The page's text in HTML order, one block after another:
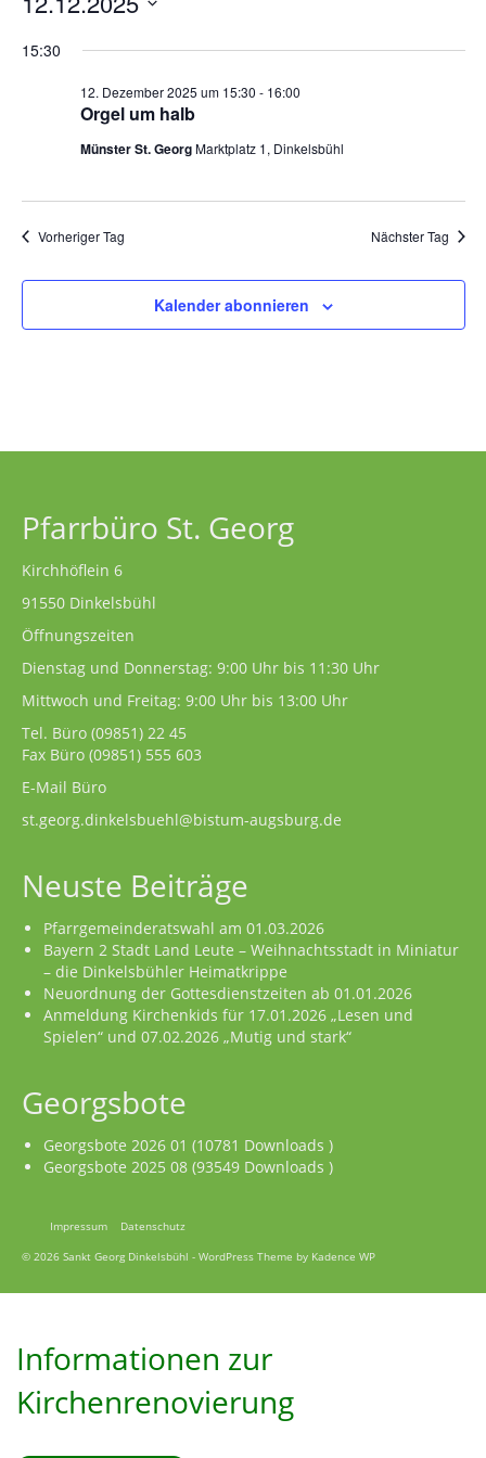
Geschichte
wählen.
15:30
Orgel um halb
12. Dezember 2025 um 15:30 - 16:00
Münster St. GeorgMarktplatz 1, Dinkelsbühl
Vorheriger Tag Nächster Tag
Kalender abonnieren
Pfarrbüro St. Georg
Kirchhöflein 6
91550 Dinkelsbühl
Öffnungszeiten
Dienstag und Donnerstag: 9:00 Uhr bis 11:30 Uhr
Mittwoch und Freitag: 9:00 Uhr bis 13:00 Uhr
Tel. Büro (09851) 22 45
Fax Büro (09851) 555 603
E-Mail Büro
st.georg.dinkelsbuehl@bistum-augsburg.de
Neuste Beiträge
Pfarrgemeinderatswahl am 01.03.2026
Bayern 2 Stadt Land Leute – Weihnachtsstadt in Miniatur
– die Dinkelsbühler Heimatkrippe
Neuordnung der Gottesdienstzeiten ab 01.01.2026
Anmeldung Kirchenkids für 17.01.2026 „Lesen und
Spielen“ und 07.02.2026 „Mutig und stark“
Georgsbote
Georgsbote 2026 01 (10781 Downloads )
Georgsbote 2025 08 (93549 Downloads )
Impressum
Datenschutz
© 2026 Sankt Georg Dinkelsbühl - WordPress Theme by Kadence WP
Informationen zur
Kirchenrenovierung